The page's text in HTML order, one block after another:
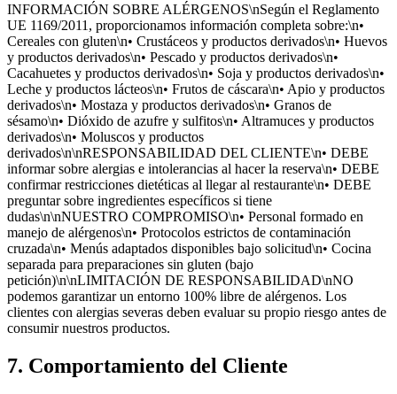
INFORMACIÓN SOBRE ALÉRGENOS\nSegún el Reglamento
UE 1169/2011, proporcionamos información completa sobre:\n•
Cereales con gluten\n• Crustáceos y productos derivados\n• Huevos
y productos derivados\n• Pescado y productos derivados\n•
Cacahuetes y productos derivados\n• Soja y productos derivados\n•
Leche y productos lácteos\n• Frutos de cáscara\n• Apio y productos
derivados\n• Mostaza y productos derivados\n• Granos de
sésamo\n• Dióxido de azufre y sulfitos\n• Altramuces y productos
derivados\n• Moluscos y productos
derivados\n\nRESPONSABILIDAD DEL CLIENTE\n• DEBE
informar sobre alergias e intolerancias al hacer la reserva\n• DEBE
confirmar restricciones dietéticas al llegar al restaurante\n• DEBE
preguntar sobre ingredientes específicos si tiene
dudas\n\nNUESTRO COMPROMISO\n• Personal formado en
manejo de alérgenos\n• Protocolos estrictos de contaminación
cruzada\n• Menús adaptados disponibles bajo solicitud\n• Cocina
separada para preparaciones sin gluten (bajo
petición)\n\nLIMITACIÓN DE RESPONSABILIDAD\nNO
podemos garantizar un entorno 100% libre de alérgenos. Los
clientes con alergias severas deben evaluar su propio riesgo antes de
consumir nuestros productos.
7. Comportamiento del Cliente